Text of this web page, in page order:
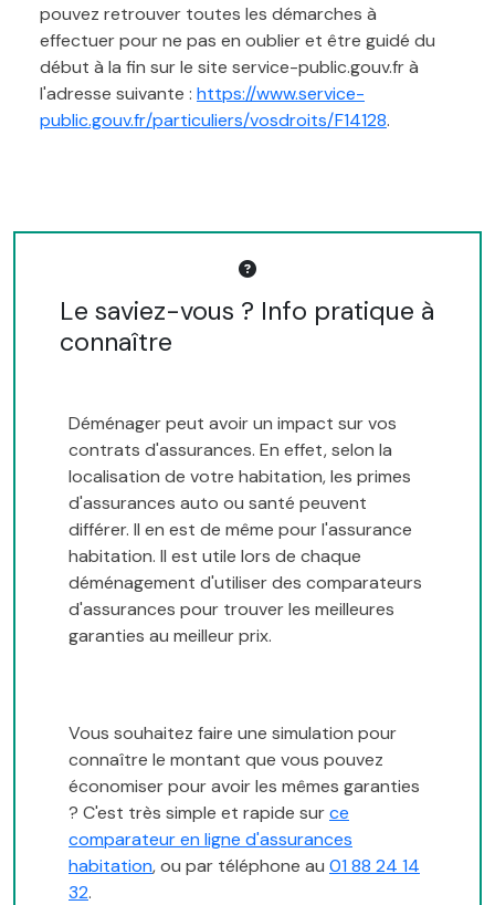
pouvez retrouver toutes les démarches à
effectuer pour ne pas en oublier et être guidé du
début à la fin sur le site service-public.gouv.fr à
l'adresse suivante : https://www.service-
public.gouv.fr/particuliers/vosdroits/F14128.
Le saviez-vous ? Info pratique à
connaître
Déménager peut avoir un impact sur vos
contrats d'assurances. En effet, selon la
localisation de votre habitation, les primes
d'assurances auto ou santé peuvent
différer. Il en est de même pour l'assurance
habitation. Il est utile lors de chaque
déménagement d'utiliser des comparateurs
d'assurances pour trouver les meilleures
garanties au meilleur prix.
Vous souhaitez faire une simulation pour
connaître le montant que vous pouvez
économiser pour avoir les mêmes garanties
? C'est très simple et rapide surce
comparateur en ligne d'assurances
habitation, ou par téléphone au 01 88 24 14
32.